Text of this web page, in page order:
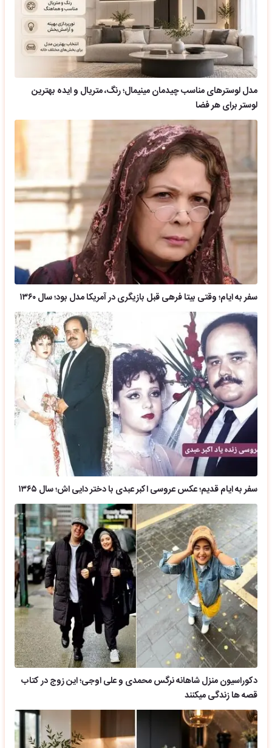
مدل لوسترهای مناسب چیدمان مینیمال؛ رنگ، متریال و ایده بهترین
لوستر برای هر فضا
سفر به ایام؛ وقتی بیتا فرهی قبل بازیگری در آمریکا مدل بود؛ سال ۱۳۶۰
سفر به ایام قدیم؛ عکس عروسی اکبر عبدی با دختر دایی اش؛ سال ۱۳۶۵
دکوراسیون منزل شاهانه نرگس محمدی و علی اوجی؛ این زوج در کتاب
قصه ها زندگی میکنند